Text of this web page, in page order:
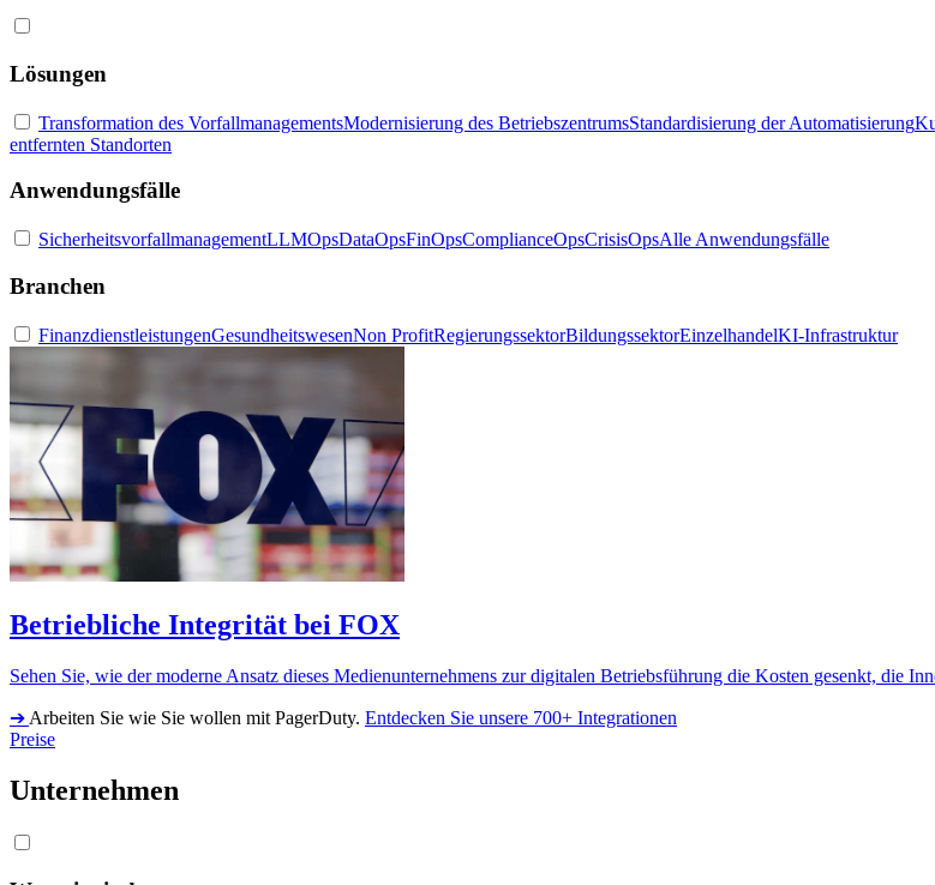
Lösungen
Transformation des VorfallmanagementsModernisierung des BetriebszentrumsStandardisierung der Automatisierung
entfernten Standorten
Anwendungsfälle
SicherheitsvorfallmanagementLLMOpsDataOpsFinOpsComplianceOpsCrisisOpsAlle Anwendungsfälle
Branchen
FinanzdienstleistungenGesundheitswesenNon ProfitRegierungssektorBildungssektorEinzelhandelKI-Infrastruktur
Betriebliche Integrität bei FOX
Sehen Sie, wie der moderne Ansatz dieses Medienunternehmens zur digitalen Betriebsführung die Kosten gesenkt, die
➔ Arbeiten Sie wie Sie wollen mit PagerDuty. Entdecken Sie unsere 700+ Integrationen
Preise
Unternehmen